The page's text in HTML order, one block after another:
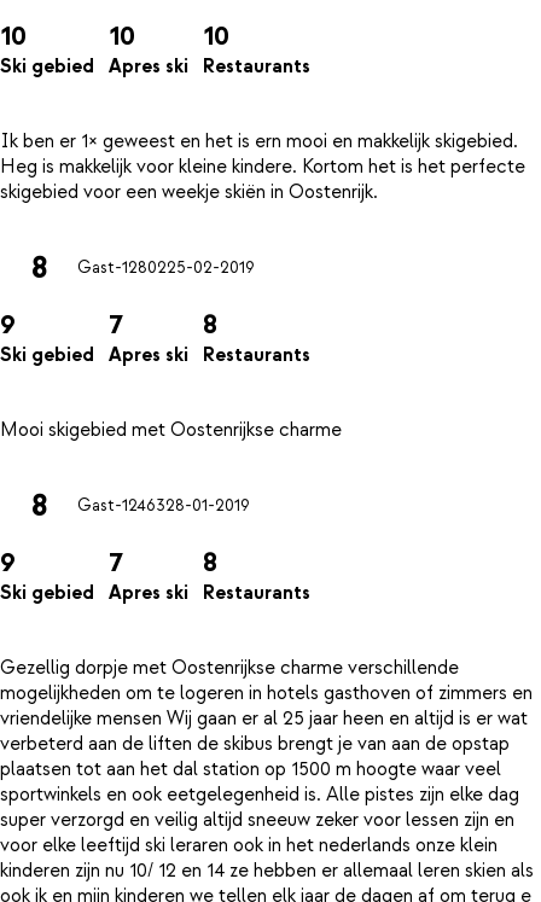
10
Ski gebied
10
Apres ski
10
Restaurants
Ik ben er 1× geweest en het is ern mooi en makkelijk skigebied.
Heg is makkelijk voor kleine kindere. Kortom het is het perfecte
8 Gast-1280225-02-2019
9
Ski gebied
7
Apres ski
8
Restaurants
8 Gast-1246328-01-2019
9
Ski gebied
7
Apres ski
8
Restaurants
Gezellig dorpje met Oostenrijkse charme verschillende
mogelijkheden om te logeren in hotels gasthoven of zimmers en
vriendelijke mensen Wij gaan er al 25 jaar heen en altijd is er wat
verbeterd aan de liften de skibus brengt je van aan de opstap
plaatsen tot aan het dal station op 1500 m hoogte waar veel
sportwinkels en ook eetgelegenheid is. Alle pistes zijn elke dag
super verzorgd en veilig altijd sneeuw zeker voor lessen zijn en
voor elke leeftijd ski leraren ook in het nederlands onze klein
kinderen zijn nu 10/ 12 en 14 ze hebben er allemaal leren skien als
ook ik en mijn kinderen we tellen elk jaar de dagen af om terug e